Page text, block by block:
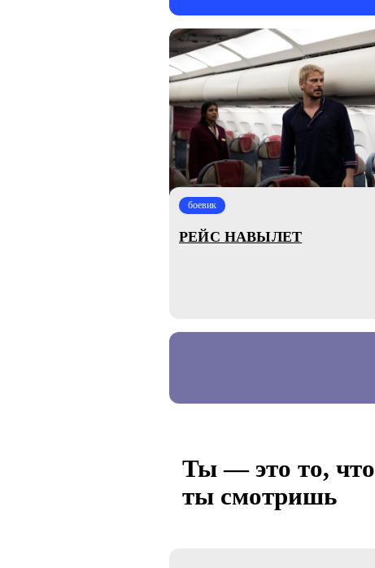
боевик
РЕЙС НАВЫЛЕТ
Ты — это то, что
ты смотришь